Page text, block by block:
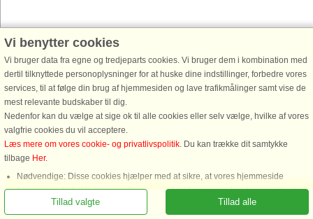
Vi benytter cookies
Vi bruger data fra egne og tredjeparts cookies. Vi bruger dem i kombination med
dertil tilknyttede personoplysninger for at huske dine indstillinger, forbedre vores
services, til at følge din brug af hjemmesiden og lave trafikmålinger samt vise de
mest relevante budskaber til dig.
Nedenfor kan du vælge at sige ok til alle cookies eller selv vælge, hvilke af vores
valgfrie cookies du vil acceptere.
Læs mere om vores cookie- og privatlivspolitik. Du kan trække dit samtykke
tilbage Her.
Nødvendige: Disse cookies hjælper med at sikre, at vores hjemmeside
fungerer ved at aktivere grundlæggende funktioner som for eksempel huske
listen af favorithuse.
Tillad alle
Tillad valgte